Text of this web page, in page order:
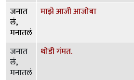
जनात
लं,
मनातलं
माझे आजी आजोबा
जनात
लं,
मनातलं
थोडी गंमत.